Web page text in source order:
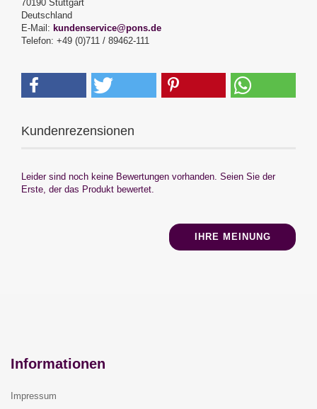
70190 Stuttgart
Deutschland
E-Mail: kundenservice@pons.de
Telefon: +49 (0)711 / 89462-111
Kundenrezensionen
Leider sind noch keine Bewertungen vorhanden. Seien Sie der
Erste, der das Produkt bewertet.
IHRE MEINUNG
Informationen
Impressum